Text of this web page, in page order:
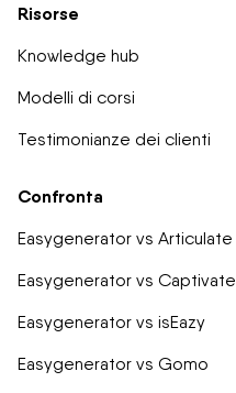
Risorse
Knowledge hub
Modelli di corsi
Testimonianze dei clienti
Confronta
Easygenerator vs Articulate
Easygenerator vs Captivate
Easygenerator vs isEazy
Easygenerator vs Gomo